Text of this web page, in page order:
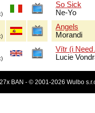
So Sick
Ne-Yo
Angels
Morandi
Vítr (i Need
Lucie
BAN - © 2001-2026 Wulbo